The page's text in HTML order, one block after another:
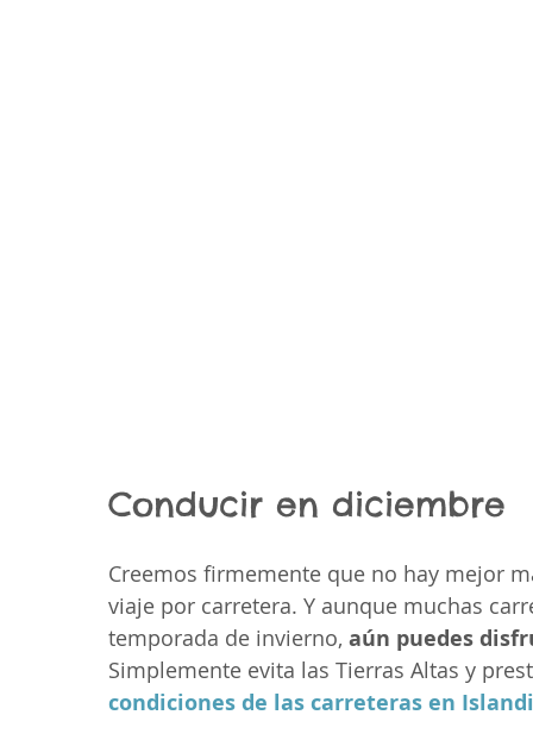
Conducir en diciembre
Creemos firmemente que no hay mejor
viaje por carretera. Y aunque muchas
temporada de invierno, aún puedes
Simplemente evita las Tierras Altas y
condiciones de las carreteras en